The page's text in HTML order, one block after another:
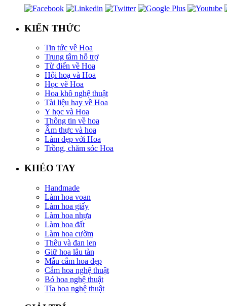
KIẾN THỨC
Tin tức về Hoa
Trung tâm hỗ trợ
Từ điển về Hoa
Hội hoạ và Hoa
Học vẽ Hoa
Hoa khô nghệ thuật
Tài liệu hay về Hoa
Y học và Hoa
Thông tin về hoa
Ẩm thực và hoa
Làm đẹp với Hoa
Trồng, chăm sóc Hoa
KHÉO TAY
Handmade
Làm hoa voan
Làm hoa giấy
Làm hoa nhựa
Làm hoa đất
Làm hoa cườm
Thêu và đan len
Giữ hoa lâu tàn
Mẫu cắm hoa đẹp
Cắm hoa nghệ thuật
Bó hoa nghệ thuật
Tỉa hoa nghệ thuật